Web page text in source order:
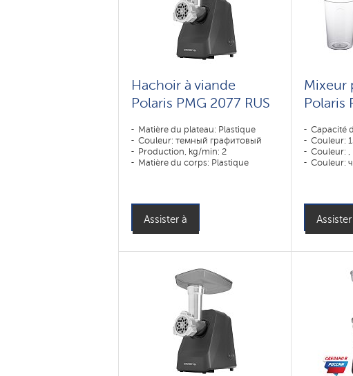
Hachoir à viande
Polaris PMG 2077 RUS
Matière du plateau: Plastique
Couleur: темный графитовый
Production, kg/min: 2
Matière du corps: Plastique
Assister à
Mixeur
Polaris
Capacité
Couleur:
Couleur: ,
Couleur: